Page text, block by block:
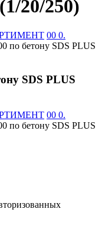
20/250)
00 0.
по бетону SDS PLUS
SDS PLUS
00 0.
по бетону SDS PLUS